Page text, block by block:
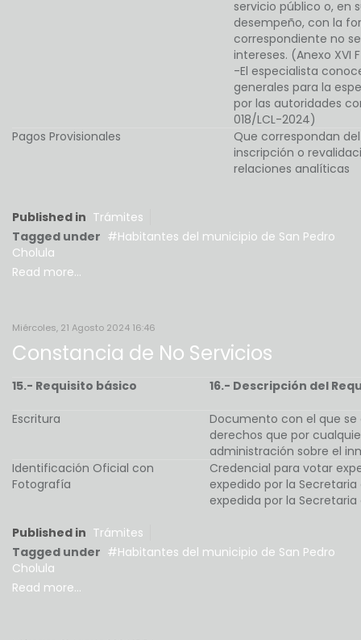
servicio público o, en
desempeño, con la
correspondiente no
intereses. (Anexo XVI
-El especialista
generales para la
por las autoridades
018/LCL-2024)
Pagos Provisionales
Que correspondan
inscripción o
relaciones analíticas
Published in Trámites
Tagged under
Habitantes del municipio de San Pedro
Cholula
Read more...
Miércoles, 21 Agosto 2024 16:46
Constancia de No Servicios
15.- Requisito básico 16.- Descripción del
Escritura
Documento con el que
derechos que por
administración sobre el
Identificación Oficial con
Fotografía
Credencial para votar
expedido por la Secretaria
expedida por la
Published in Trámites
Tagged under
Habitantes del municipio de San Pedro
Cholula
Read more...